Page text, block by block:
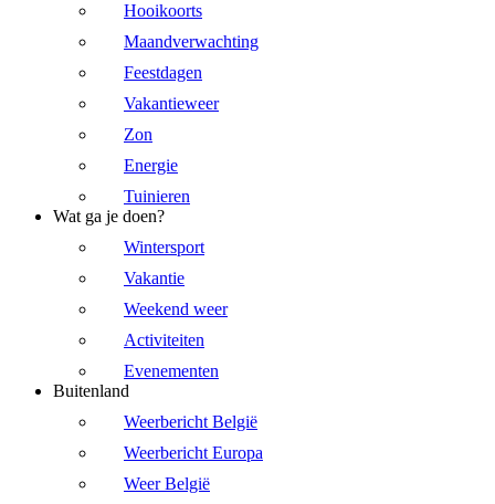
Hooikoorts
Maandverwachting
Feestdagen
Vakantieweer
Zon
Energie
Tuinieren
Wat ga je doen?
Wintersport
Vakantie
Weekend weer
Activiteiten
Evenementen
Buitenland
Weerbericht België
Weerbericht Europa
Weer België